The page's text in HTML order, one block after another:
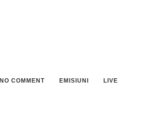
NO COMMENT EMISIUNI LIVE